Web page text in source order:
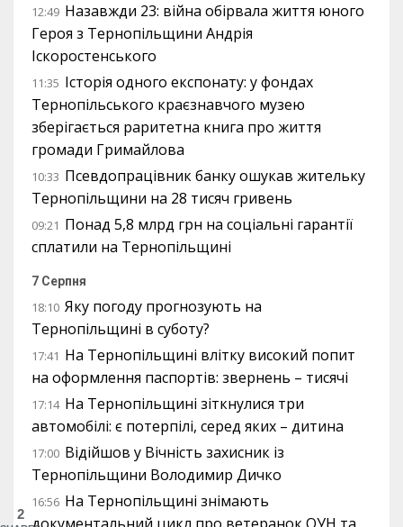
12:49 Назавжди 23: війна обірвала життя юного
Героя з Тернопільщини Андрія
Іскоростенського
11:35 Історія одного експонату: у фондах
Тернопільського краєзнавчого музею
зберігається раритетна книга про життя
громади Гримайлова
10:33 Псевдопрацівник банку ошукав жительку
Тернопільщини на 28 тисяч гривень
09:21 Понад 5,8 млрд грн на соціальні гарантії
сплатили на Тернопільщині
7 Серпня
18:10 Яку погоду прогнозують на
Тернопільщині в суботу?
17:41 На Тернопільщині влітку високий попит
на оформлення паспортів: звернень – тисячі
17:14 На Тернопільщині зіткнулися три
автомобілі: є потерпілі, серед яких – дитина
17:00 Відійшов у Вічність захисник із
Тернопільщини Володимир Дичко
16:56 На Тернопільщині знімають
2